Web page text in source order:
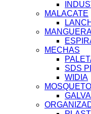
MALACATE
MECHAS
SDS
WIDIA